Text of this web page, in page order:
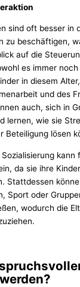
sind oft besser in
zu beschäftigen,
auf die
es immer
in diesem
und des
auch, sich in
lernen, wie sie
Beteiligung lösen
kann
da sie ihre
Stattdessen
Sport oder
wodurch die